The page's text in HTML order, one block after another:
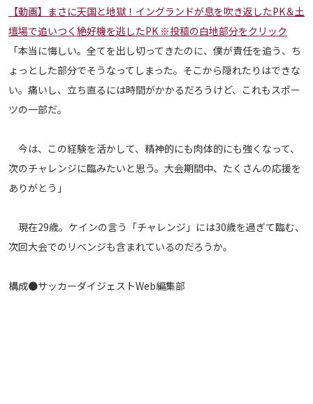
運営会社
ご利用にあたって
プライバシーポリシー
Share
【動画】まさに天国と地獄！イングランドが息を吹き返したPK＆土
壇場で追いつく絶好機を逃したPK ※投稿の白地部分をクリック
「本当に悔しい。全てを出し切ってきたのに、僕が責任を追う、ち
ょっとした部分でそうなってしまった。そこから隠れたりはできな
い。痛いし、立ち直るには時間がかかるだろうけど、これもスポー
ツの一部だ。
今は、この経験を活かして、精神的にも肉体的にも強くなって、
次のチャレンジに臨みたいと思う。大会期間中、たくさんの応援を
ありがとう」
現在29歳。ケインの言う「チャレンジ」には30歳を過ぎて臨む、
次回大会でのリベンジも含まれているのだろうか。
構成●サッカーダイジェストWeb編集部